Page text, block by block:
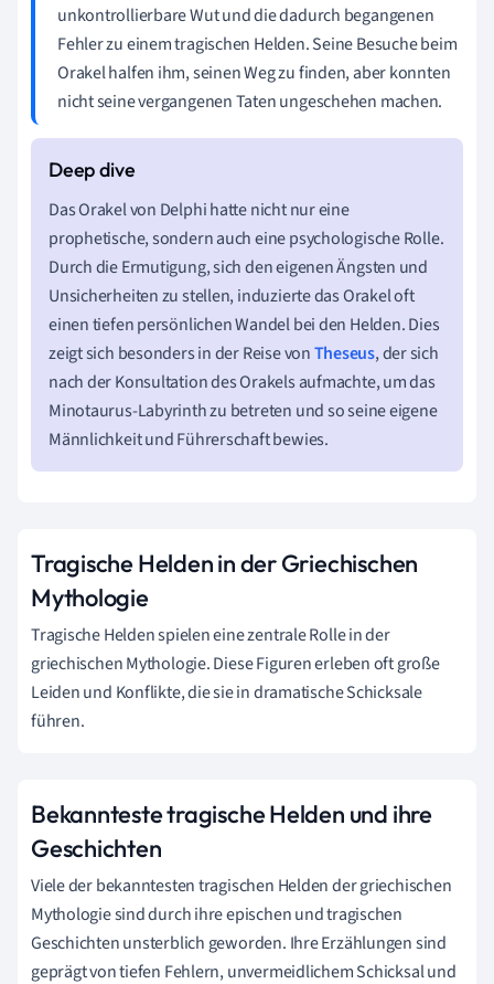
unkontrollierbare Wut und die dadurch begangenen
Fehler zu einem tragischen Helden. Seine Besuche beim
Orakel halfen ihm, seinen Weg zu finden, aber konnten
nicht seine vergangenen Taten ungeschehen machen.
Das Orakel von Delphi hatte nicht nur eine
prophetische, sondern auch eine psychologische Rolle.
Durch die Ermutigung, sich den eigenen Ängsten und
Unsicherheiten zu stellen, induzierte das Orakel oft
einen tiefen persönlichen Wandel bei den Helden. Dies
zeigt sich besonders in der Reise vonTheseus, der sich
nach der Konsultation des Orakels aufmachte, um das
Minotaurus-Labyrinth zu betreten und so seine eigene
Männlichkeit und Führerschaft bewies.
Tragische Helden in der Griechischen
Mythologie
Tragische Helden spielen eine zentrale Rolle in der
griechischen Mythologie. Diese Figuren erleben oft große
Leiden und Konflikte, die sie in dramatische Schicksale
führen.
Bekannteste tragische Helden und ihre
Geschichten
Viele der bekanntesten tragischen Helden der griechischen
Mythologie sind durch ihre epischen und tragischen
Geschichten unsterblich geworden. Ihre Erzählungen sind
geprägt von tiefen Fehlern, unvermeidlichem Schicksal und